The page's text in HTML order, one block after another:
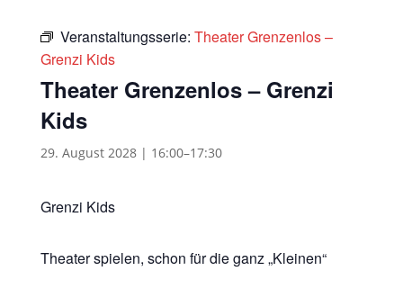
Veranstaltungsserie: Theater Grenzenlos –
Grenzi Kids
Theater Grenzenlos – Grenzi
Kids
29. August 2028 | 16:00–17:30
Grenzi Kids
Theater spielen, schon für die ganz „Kleinen“